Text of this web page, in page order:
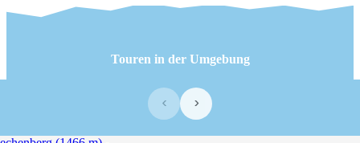
Touren in der Umgebung
‹ ›